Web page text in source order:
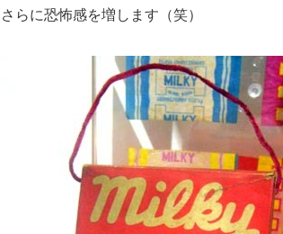
さらに恐怖感を増します（笑）